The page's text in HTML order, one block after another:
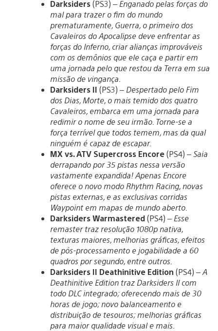
Darksiders(PS3) – Enganado pelas forças do
mal para trazer o fim do mundo
prematuramente, Guerra, o primeiro dos
Cavaleiros do Apocalipse deve enfrentar as
forças do Inferno, criar alianças improváveis
com os demônios que ele caça e partir em
uma jornada pelo que restou da Terra em sua
missão de vingança.
Darksiders II (PS3) – Despertado pelo Fim
dos Dias, Morte, o mais temido dos quatro
Cavaleiros, embarca em uma jornada para
redimir o nome de seu irmão. Torne-se a
força terrível que todos temem, mas da qual
ninguém é capaz de escapar.
MX vs. ATV Supercross Encore(PS4) –Saia
derrapando por 35 pistas nessa versão
vastamente expandida! Apenas Encore
oferece o novo modo Rhythm Racing, novas
pistas externas, e as exclusivas corridas
Waypoint em mapas de mundo aberto.
Darksiders Warmastered(PS4) – Esse
remaster traz resolução 1080p nativa,
texturas maiores, melhorias gráficas, efeitos
de pós-processamento e jogabilidade a 60
quadros por segundo, entre outros.
Darksiders II Deathinitive Edition (PS4) –A
Deathinitive Edition traz Darksiders II com
todo DLC integrado; oferecendo mais de 30
horas de jogo; novo balanceamento e
distribuição de tesouros; melhorias gráficas
para maior qualidade visual e mais.